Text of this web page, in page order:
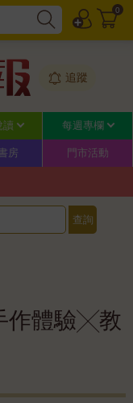
0
追蹤
讀 每週專欄
房 門市活動
作體驗╳教